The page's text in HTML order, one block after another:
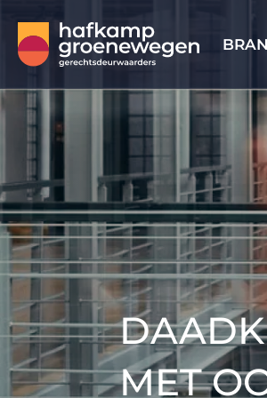
MET